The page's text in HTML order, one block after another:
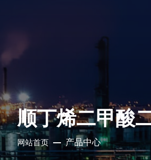
顺丁烯二甲酸
网站首页 产品中心